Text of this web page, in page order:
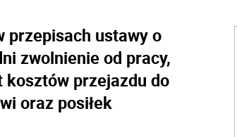
przepisach ustawy o
zwolnienie od pracy,
przejazdu do
oraz posiłek